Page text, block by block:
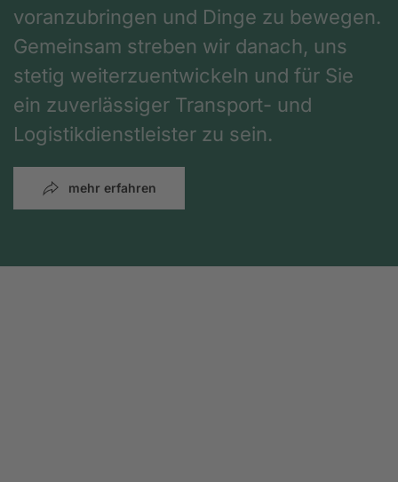
voranzubringen und Dinge zu bewegen.
Gemeinsam streben wir danach, uns
stetig weiterzuentwickeln und für Sie
ein zuverlässiger Transport- und
Logistikdienstleister zu sein.
mehr erfahren